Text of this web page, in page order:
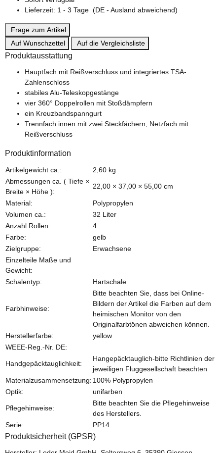
Lieferzeit: 1 - 3 Tage (DE - Ausland abweichend)
Frage zum Artikel
Auf Wunschzettel
Auf die Vergleichsliste
Produktausstattung
Hauptfach mit Reißverschluss und integriertes TSA-
Zahlenschloss
stabiles Alu-Teleskopgestänge
vier 360° Doppelrollen mit Stoßdämpfern
ein Kreuzbandspanngurt
Trennfach innen mit zwei Steckfächern, Netzfach mit
Reißverschluss
Produktinformation
Produkteigenschaft
Wert
Artikelgewicht ca.: 2,60 kg
Abmessungen ca. ( Tiefe ×
Breite × Höhe ):
22,00 × 37,00 × 55,00 cm
Material:
Polypropylen
Volumen ca.:
32 Liter
Anzahl Rollen:
4
Farbe:
gelb
Zielgruppe:
Erwachsene
Einzelteile Maße und
Gewicht:
Schalentyp:
Hartschale
Farbhinweise:
Bitte beachten Sie, dass bei Online-
Bildern der Artikel die Farben auf dem
heimischen Monitor von den
Originalfarbtönen abweichen können.
Herstellerfarbe:
yellow
WEEE-Reg.-Nr. DE:
Handgepäcktauglichkeit:
Hangepäcktauglich-bitte Richtlinien der
jeweiligen Fluggesellschaft beachten
Materialzusammensetzung: 100% Polypropylen
Optik:
unifarben
Pflegehinweise:
Bitte beachten Sie die Pflegehinweise
des Herstellers.
Serie:
PP14
Produktsicherheit (GPSR)